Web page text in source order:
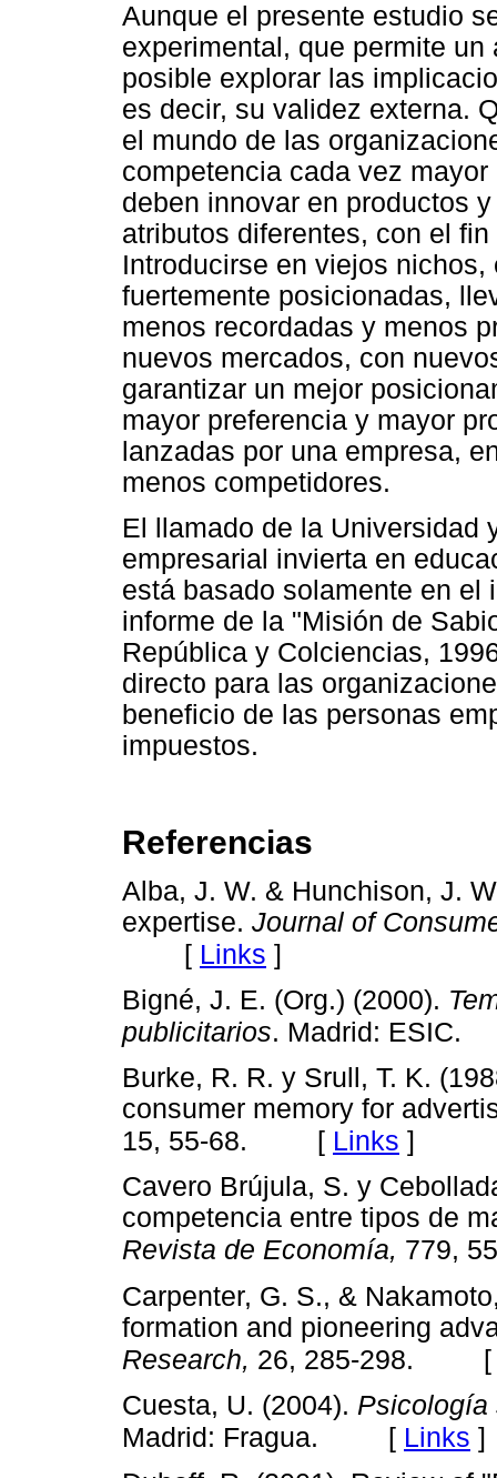
Aunque el presente estudio
experimental, que permite
posible explorar las
es decir, su validez externa.
el mundo de las
competencia cada vez
deben innovar en productos
atributos diferentes, con el
Introducirse en viejos
fuertemente posicionadas,
menos recordadas y menos
nuevos mercados, con
garantizar un mejor
mayor preferencia y mayor
lanzadas por una empresa,
menos competidores.
El llamado de la Universidad
empresarial invierta en
está basado solamente en el
informe de la "Misión de
República y Colciencias,
directo para las
beneficio de las personas
impuestos.
Referencias
Alba, J. W. & Hunchison, J.
expertise. Journal of
[ Links ]
Bigné, J. E. (Org.) (2000).
publicitarios. Madrid: ESIC.
Burke, R. R. y Srull, T. K.
consumer memory for
15, 55-68.
[ Links ]
Cavero Brújula, S. y
competencia entre tipos de
Revista de Economía, 779,
Carpenter, G. S., &
formation and pioneering
Research, 26, 285-298.
Cuesta, U. (2004). Psicología
Madrid: Fragua.
[ Links ]